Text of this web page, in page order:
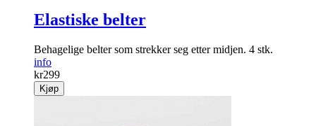
Elastiske belter
Behagelige belter som strekker seg etter midjen. 4 stk.
info
kr299
Kjøp